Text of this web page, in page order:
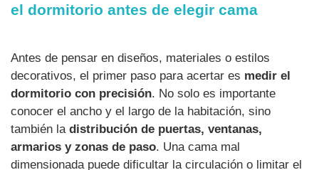
el dormitorio antes de elegir cama
Antes de pensar en diseños, materiales o estilos
decorativos, el primer paso para acertar es medir el
dormitorio con precisión. No solo es importante
conocer el ancho y el largo de la habitación, sino
también la distribución de puertas, ventanas,
armarios y zonas de paso. Una cama mal
dimensionada puede dificultar la circulación o limitar el